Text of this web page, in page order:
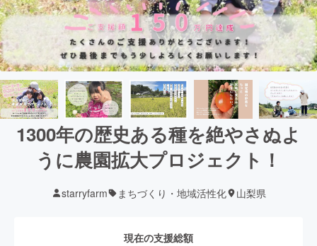
1300年の歴史ある種を絶やさぬよ
うに農園拡大プロジェクト！
starryfarm まちづくり・地域活性化 山梨県
現在の支援総額